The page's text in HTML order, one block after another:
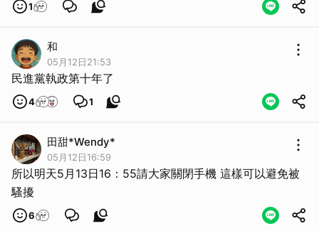
1
和
05月12日21:53
民進黨執政第十年了
4 1
田甜*Wendy*
05月12日16:59
所以明天5月13日16：55請大家關閉手機 這樣可以避免被
騷擾
6